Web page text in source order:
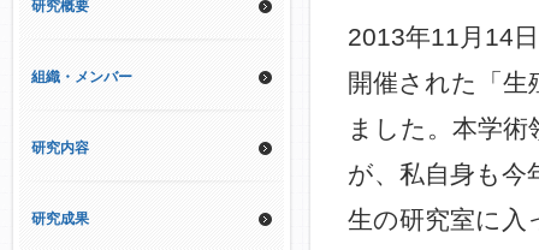
2013年11月14
開催された「
ました。本学
が、私自身も今
生の研究室に入
研究概要
組織・メンバー
研究内容
研究成果